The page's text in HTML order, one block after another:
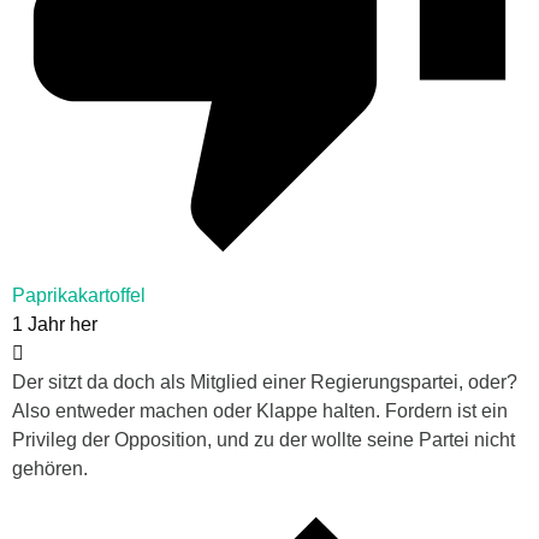
Paprikakartoffel
1 Jahr her
Der sitzt da doch als Mitglied einer Regierungspartei, oder?
Also entweder machen oder Klappe halten. Fordern ist ein
Privileg der Opposition, und zu der wollte seine Partei nicht
gehören.